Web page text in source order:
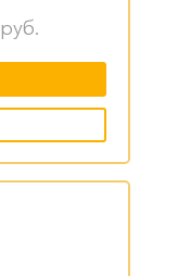
руб.